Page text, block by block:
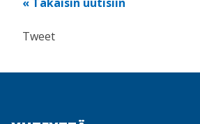
Tweet